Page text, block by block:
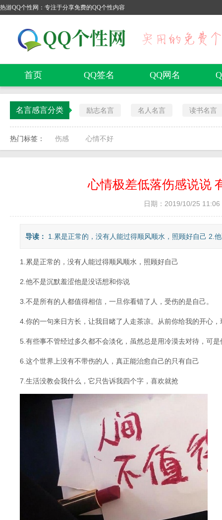
热游QQ个性网：专注于分享免费的QQ个性内容
首页 QQ签名 QQ网名
名言感言分类 励志名言 名人名言 读书名言
热门标签： 伤感 心情不好
心情极差低落伤感说说
日期：2019/10/25 11:06
导读： 1.累是正常的，没有人能过得顺风顺水，照顾好自己 2.
1.累是正常的，没有人能过得顺风顺水，照顾好自己
2.他不是沉默羞涩他是没话想和你说
3.不是所有的人都值得相信，一旦你看错了人，受伤的是自己。
4.你的一句来日方长，让我目睹了人走茶凉。从前你给我的开心
5.有些事不管经过多久都不会淡化，虽然总是用冷漠去对待，可
6.这个世界上没有不带伤的人，真正能治愈自己的只有自己
7.生活没教会我什么，它只告诉我四个字，喜欢就抢